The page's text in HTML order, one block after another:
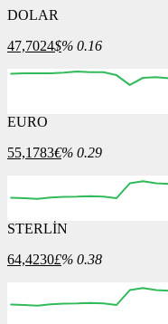
DOLAR
47,7024$% 0.16
11:00
EURO
55,1783€% 0.29
11:00
STERLİN
64,4230£% 0.38